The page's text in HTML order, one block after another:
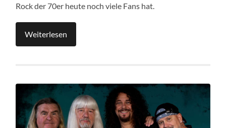
Rock der 70er heute noch viele Fans hat.
Weiterlesen